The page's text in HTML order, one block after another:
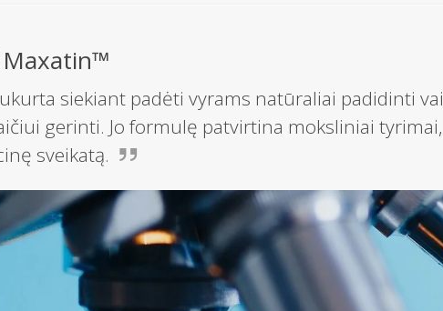
Maxatin™
siekiant padėti vyrams natūraliai padidinti
gerinti. Jo formulę patvirtina moksliniai
sveikatą.